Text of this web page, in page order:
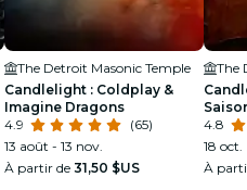
The Detroit Masonic Temple
Candlelight : Coldplay &
Imagine Dragons
4.9
(65)
13 août - 13 nov.
À partir de 31,50 $US
The
4.8
18 oct.
À